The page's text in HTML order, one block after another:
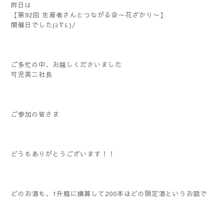
昨日は
【第92回 生産者さんとつながる会〜花ざかり〜】
開催日でした(≧∇≦)/
ご多忙の中、お越しくださいました
可児英二社長
ご参加の皆さま
どうもありがとうございます！！
どのお酒も、1升瓶に換算して200本ほどの限定酒というお話で